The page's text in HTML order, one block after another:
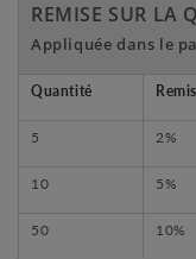
REMISE SUR LA
Appliquée dans le
Quantité
5 2%
10 5%
50 10%